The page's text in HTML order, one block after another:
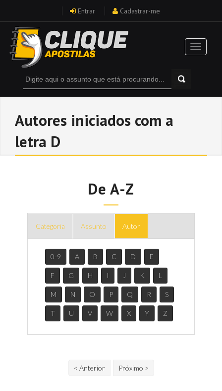
Entrar Cadastrar-me
Autores iniciados com a
letra D
De A-Z
Categoria Assunto Autor
0-9 A B C D E
F G H I J K L
M N O P Q R S
T U V W X Y Z
< Anterior Próximo >